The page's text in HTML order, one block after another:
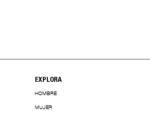
EXPLORA
HOMBRE
MUJER